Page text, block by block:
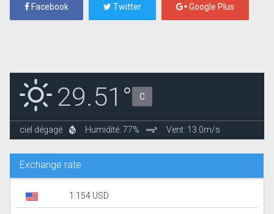
Facebook Twitter Google Plus
29.51° C
ciel dégagé Humidité: 77% Vent: 13.0m/s
Exchange rate
1.154 USD